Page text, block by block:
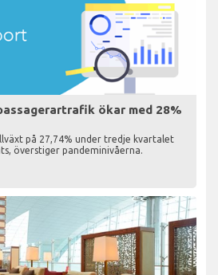
ökar med 28%
på 27,74% under tredje kvartalet
överstiger pandeminivåerna.